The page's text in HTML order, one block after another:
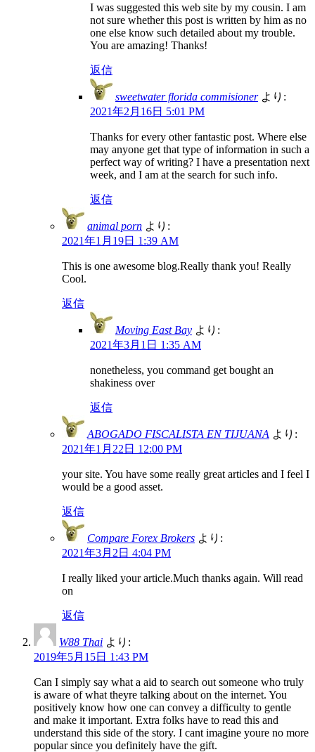
I was suggested this web site by my cousin. I am
not sure whether this post is written by him as no
one else know such detailed about my trouble.
You are amazing! Thanks!
返信
sweetwater florida commisioner より:
2021年2月16日 5:01 PM
Thanks for every other fantastic post. Where else
may anyone get that type of information in such a
perfect way of writing? I have a presentation next
week, and I am at the search for such info.
返信
animal porn より:
2021年1月19日 1:39 AM
This is one awesome blog.Really thank you! Really
Cool.
返信
Moving East Bay より:
2021年3月1日 1:35 AM
nonetheless, you command get bought an
shakiness over
返信
ABOGADO FISCALISTA EN TIJUANA より:
2021年1月22日 12:00 PM
your site. You have some really great articles and I feel I
would be a good asset.
返信
Compare Forex Brokers より:
2021年3月2日 4:04 PM
I really liked your article.Much thanks again. Will read
on
返信
W88 Thai より:
2019年5月15日 1:43 PM
Can I simply say what a aid to search out someone who truly
is aware of what theyre talking about on the internet. You
positively know how one can convey a difficulty to gentle
and make it important. Extra folks have to read this and
understand this side of the story. I cant imagine youre no more
popular since you definitely have the gift.